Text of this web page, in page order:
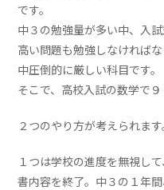
です。
中３の勉強量が多い中、入
高い問題も勉強しなければ
中圧倒的に厳しい科目です。
そこで、高校入試の数学で
２つのやり方が考えられます
１つは学校の進度を無視し
書内容を終了。中３の１年